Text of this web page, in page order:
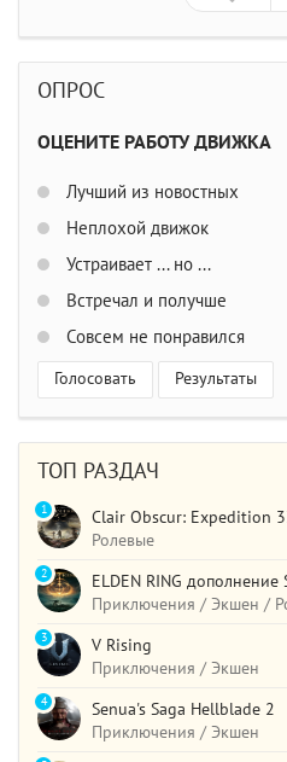
ОПРОС
ОЦЕНИТЕ РАБОТУ ДВИЖКА
Лучший из новостных
Неплохой движок
Устраивает ... но ...
Встречал и получше
Совсем не понравился
Голосовать Результаты
ТОП РАЗДАЧ
Clair Obscur: Expedition
Ролевые
1
ELDEN RING
Приключения / Экшен /
2
V Rising
Приключения / Экшен
3
Senua's Saga Hellblade 2
Приключения / Экшен
4